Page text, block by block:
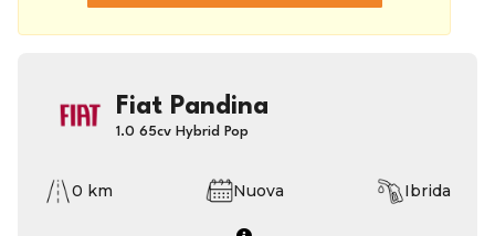
Fiat Pandina
1.0 65cv Hybrid Pop
0 km Nuova Ibrida